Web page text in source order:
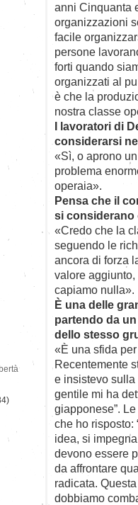
anni Cinquanta
organizzazioni
facile
persone
forti quando
organizzati al
è che la
nostra classe
I lavoratori di
considerarsi
«Sì, o aprono
problema
operaia».
Pensa che il
si
«Credo che la
seguendo le
ancora di forza
valore
capiamo nulla».
È una delle
partendo da
dello stesso
«È una sfida
Recentemente
e insistevo
gentile mi ha
giapponese”.
che ho risposto:
idea, si
devono essere
da affrontare
radicata.
dobbiamo